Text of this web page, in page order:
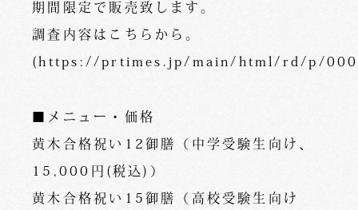
期間限定で販売致します。
調査内容はこちらから。
(https://prtimes.jp/main/html/rd/p/
■メニュー・価格
黄木合格祝い12御膳（中学受験生向け、
15,000円(税込)）
黄木合格祝い15御膳（高校受験生向け